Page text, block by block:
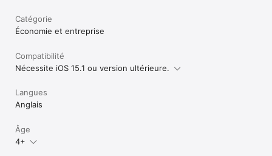
Catégorie
Économie et entreprise
Compatibilité
Nécessite iOS 15.1 ou version ultérieure.
Langues
Anglais
Âge
4+